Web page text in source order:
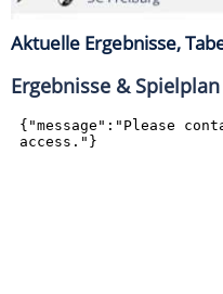
Aktuelle Ergebnisse,
Ergebnisse & Spielplan